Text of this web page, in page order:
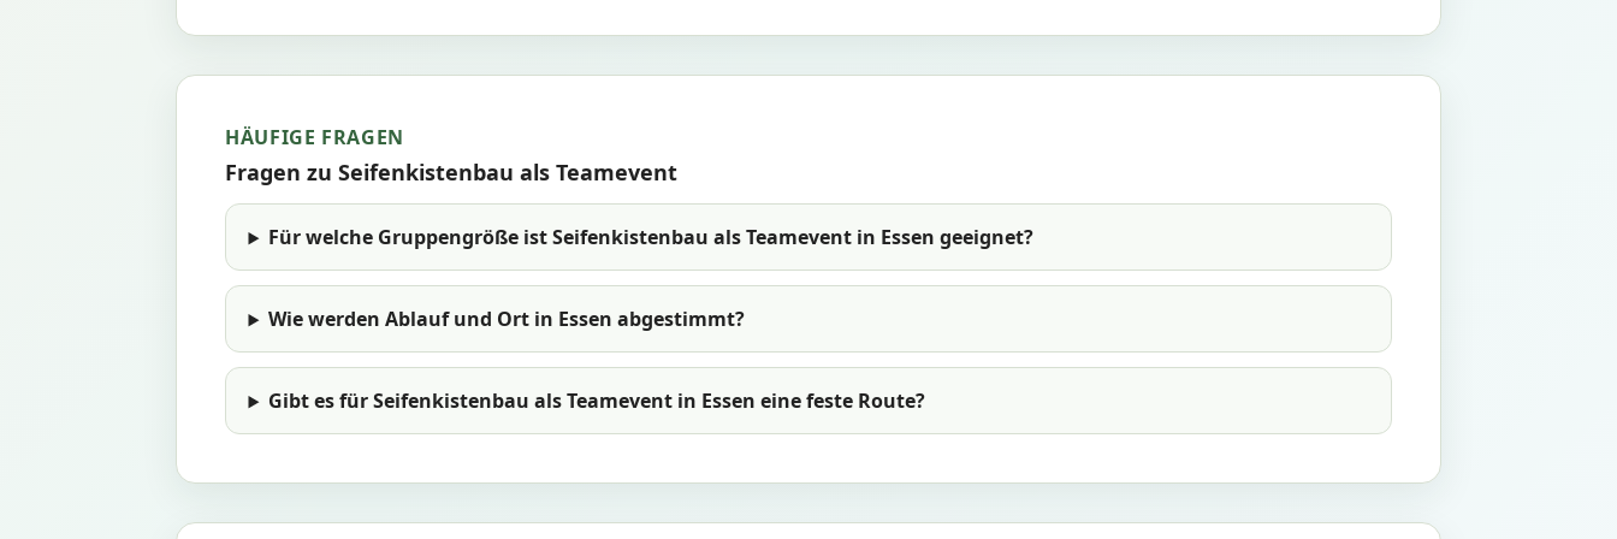
HÄUFIGE FRAGEN
Fragen zu Seifenkistenbau als Teamevent
Für welche Gruppengröße ist Seifenkistenbau als Teamevent in Essen geeignet?
Wie werden Ablauf und Ort in Essen abgestimmt?
Gibt es für Seifenkistenbau als Teamevent in Essen eine feste Route?